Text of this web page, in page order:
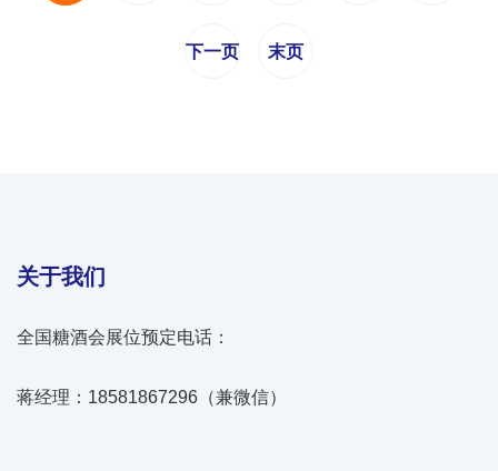
下一页 末页
关于我们
全国糖酒会展位预定电话：
蒋经理：18581867296（兼微信）